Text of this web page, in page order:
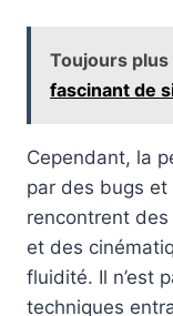
Toujours plus
fascinant de
Cependant, la
par des bugs et
rencontrent
et des
fluidité. Il n’est
techniques